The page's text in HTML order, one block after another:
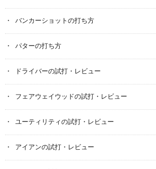
バンカーショットの打ち方
パターの打ち方
ドライバーの試打・レビュー
フェアウェイウッドの試打・レビュー
ユーティリティの試打・レビュー
アイアンの試打・レビュー